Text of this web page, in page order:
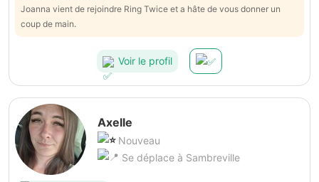
Joanna vient de rejoindre Ring Twice et a hâte de vous donner un
coup de main.
Voir le profil
Axelle
Nouveau
Se déplace à Sambreville